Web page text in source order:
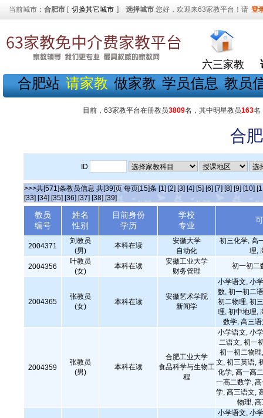
当前城市： 合肥市 [ 切换其它城市 ] 选择城市 您好，欢迎来63家教平台！请 登
六三家教
合肥站 请家教 做家教 学员信息 教员
目前，63家教平台在册教员3809名，其中明星教员163名
合
ID
>>>共[571]条教员信息 共[39]页 每页[15]条 [1] [2] [3] [4] [5] [6] [7] [8] [9] [10]
[33] [34] [35] [36] [37] [38] [39]
教员
编号
姓名
性别
目前身份
学历
学校
专业
2004371
刘教员
(男)
本科在读
安徽大学
自动化
初三化学, 高
理,
2004356
叶教员
(女)
本科在读
安徽工业大学
财务管理
初一初二
2004365
张教员
(女)
本科在读
安徽艺术学院
新闻学
小学语文, 小
数, 初一初二
初二物理, 初
理, 初中地理,
数学, 高三
2004359
张教员
(男)
本科在读
合肥工业大学
食品科学与生物工
程
小学语文, 小
二语文, 初一
初一初二物
文, 初三英语,
化学, 高一高
一高二数学,
学, 高三语文,
物理,
小学语文, 小